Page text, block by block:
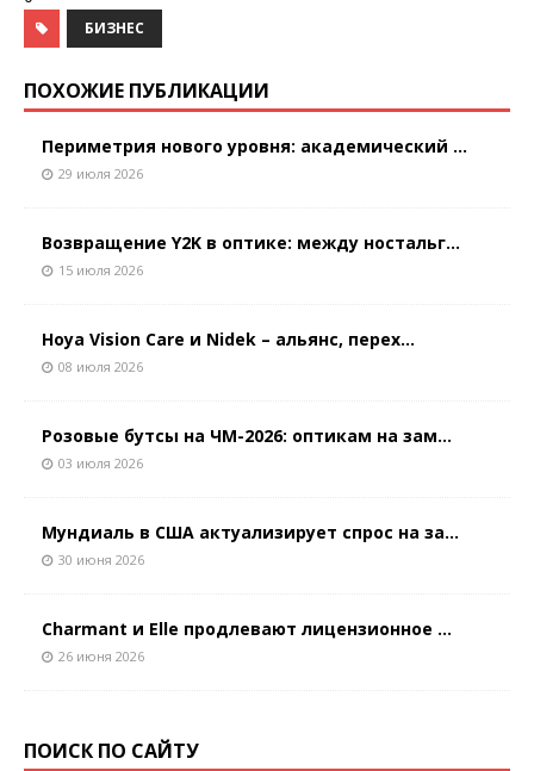
БИЗНЕС
ПОХОЖИЕ ПУБЛИКАЦИИ
Периметрия нового уровня: академический ...
29 июля 2026
Возвращение Y2K в оптике: между ностальг...
15 июля 2026
Hoya Vision Care и Nidek – альянс, перех...
08 июля 2026
Розовые бутсы на ЧМ-2026: оптикам на зам...
03 июля 2026
Мундиаль в США актуализирует спрос на за...
30 июня 2026
Charmant и Elle продлевают лицензионное ...
26 июня 2026
ПОИСК ПО САЙТУ